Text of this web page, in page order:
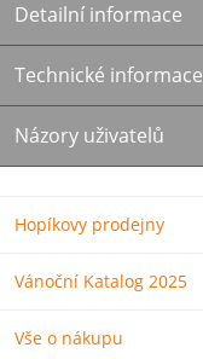
Detailní informace
Technické informace
Názory uživatelů
Hopíkovy prodejny
Vánoční Katalog 2025
Vše o nákupu